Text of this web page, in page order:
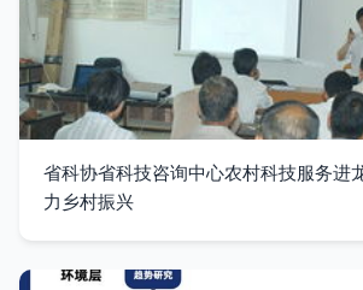
省科协省科技咨询中心农村科技服务进
力乡村振兴